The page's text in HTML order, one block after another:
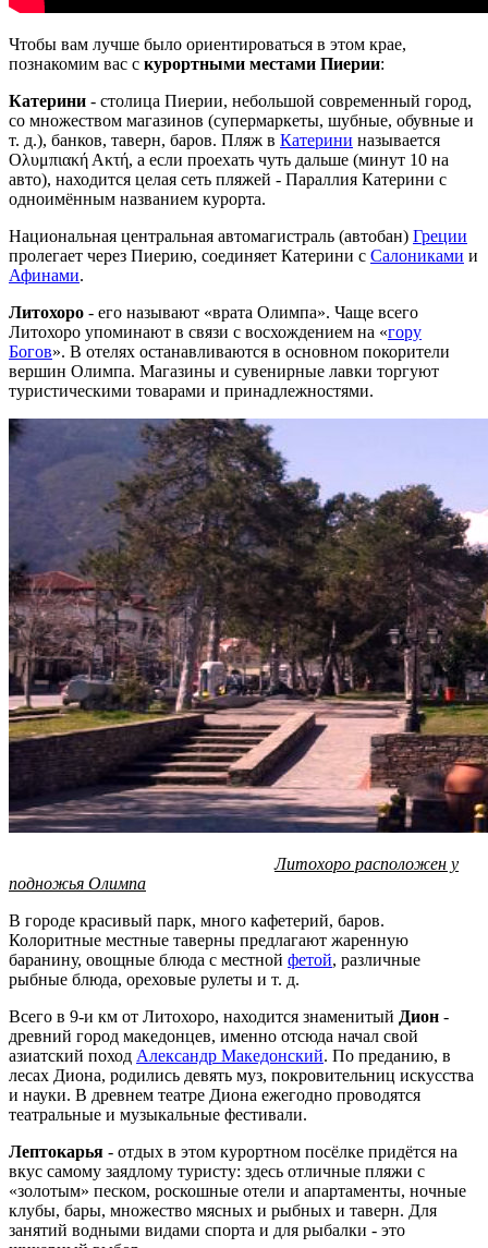
Чтобы вам лучше было ориентироваться в этом крае,
познакомим вас с курортными местами Пиерии:
Катерини - столица Пиерии, небольшой современный город,
со множеством магазинов (супермаркеты, шубные, обувные и
т. д.), банков, таверн, баров. Пляж в Катерини называется
Ολυμπιακή Ακτή, а если проехать чуть дальше (минут 10 на
авто), находится целая сеть пляжей - Параллия Катерини с
одноимённым названием курорта.
Национальная центральная автомагистраль (автобан) Греции
пролегает через Пиерию, соединяет Катерини с Салониками и
Афинами.
Литохоро - его называют «врата Олимпа». Чаще всего
Литохоро упоминают в связи с восхождением на «гору
Богов». В отелях останавливаются в основном покорители
вершин Олимпа. Магазины и сувенирные лавки торгуют
туристическими товарами и принадлежностями.
Литохоро расположен у
подножья Олимпа
В городе красивый парк, много кафетерий, баров.
Колоритные местные таверны предлагают жаренную
баранину, овощные блюда с местной фетой, различные
рыбные блюда, ореховые рулеты и т. д.
Всего в 9-и км от Литохоро, находится знаменитый Дион -
древний город македонцев, именно отсюда начал свой
азиатский поход Александр Македонский. По преданию, в
лесах Диона, родились девять муз, покровительниц искусства
и науки. В древнем театре Диона ежегодно проводятся
театральные и музыкальные фестивали.
Лептокарья - отдых в этом курортном посёлке придётся на
вкус самому заядлому туристу: здесь отличные пляжи с
«золотым» песком, роскошные отели и апартаменты, ночные
клубы, бары, множество мясных и рыбных и таверн. Для
занятий водными видами спорта и для рыбалки - это